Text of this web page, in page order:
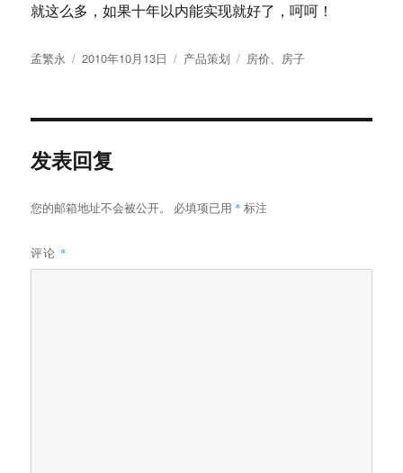
就这么多，如果十年以内能实现就好了，呵呵！
作
孟繁永
发
2010年10月13日
分
产品策划
标
房价、 房子
发表回复
您的邮箱地址不会被公开。 必填项已用 * 标注
评论 *